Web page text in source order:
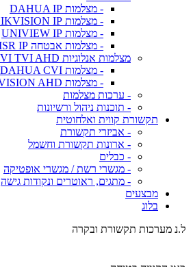
- מצלמות DAHUA IP
- מצלמות HIKVISION IP
- מצלמות UNIVIEW IP
- מצלמות אבטחה PROVISION ISR IP
מצלמות אנלוגיות CVI TVI AHD
- מצלמות DAHUA CVI
- מצלמות HIKVISION AHD
- ערכות מצלמות
- תוכנות ניהול ורשיונות
תקשורת קווית ואלחוטית
- אביזרי תקשורת
- ארונות תקשורת וחשמל
- כבלים
- מגשרי רשת / מגשרי אופטיקה
- מתגים, ראוטרים ונקודות גישה
מבצעים
בלוג
ל.נ מערכות תקשורת ובקרה